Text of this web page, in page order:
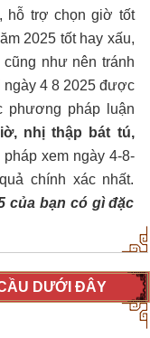
hỗ trợ chọn giờ tốt
2025 tốt hay xấu,
như nên tránh
ngày 4 8 2025 được
phương pháp luận
nhị thập bát tú,
xem ngày 4-8-
chính xác nhất.
của bạn có gì đặc
DƯỚI ĐÂY